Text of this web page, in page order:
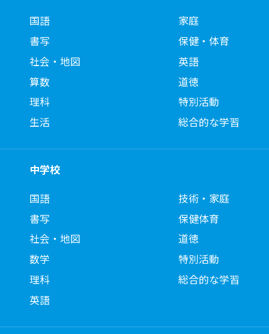
国語
書写
社会・地図
算数
理科
生活
家庭
保健・体育
英語
道徳
特別活動
総合的な学習
中学校
国語
書写
社会・地図
数学
理科
英語
技術・家庭
保健体育
道徳
特別活動
総合的な学習